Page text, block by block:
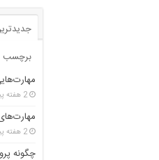
برچسب
2 هفته پیش
2 هفته پیش
چگونه